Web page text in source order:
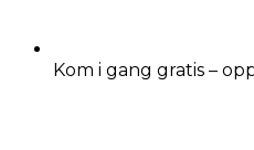
Kom i gang gratis –